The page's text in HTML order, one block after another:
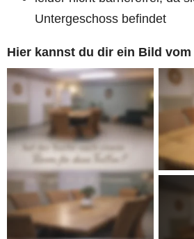
Untergeschoss befindet
Hier kannst du dir ein Bild vom